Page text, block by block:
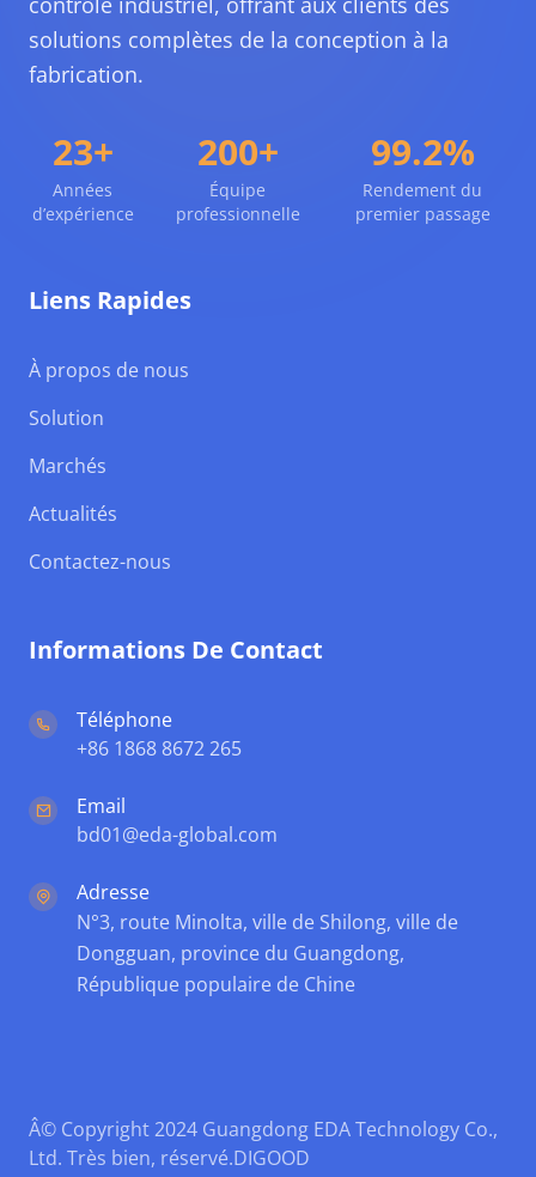
solutions complètes de la conception à la
fabrication.
23+
Années
d’expérience
200+
Équipe
professionnelle
99.2%
Rendement du
premier passage
Liens Rapides
À propos de nous
Solution
Marchés
Actualités
Contactez-nous
Informations De Contact
Téléphone
+86 1868 8672 265
Email
bd01@eda-global.com
Adresse
N°3, route Minolta, ville de Shilong, ville de
Dongguan, province du Guangdong,
République populaire de Chine
Â© Copyright 2024 Guangdong EDA Technology Co.,
Ltd. Très bien, réservé.DIGOOD